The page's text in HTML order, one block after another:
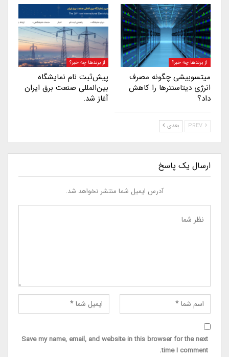
از برندها چه خبر؟
میتسوبیشی چگونه مصرف
انرژی دیتاسنترها را کاهش
داد؟
از برندها چه خبر؟
پیش‌ثبت نام نمایشگاه
بین‌المللی صنعت برق ایران
آغاز شد.
بعدی
ارسال یک پاسخ
آدرس ایمیل شما منتشر نخواهد شد.
Save my name, email, and website in this browser for the next
time I comment.